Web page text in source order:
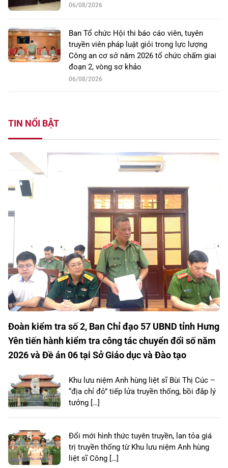
06/08/2026
Ban Tổ chức Hội thi báo cáo viên, tuyên
truyền viên pháp luật giỏi trong lực lượng
Công an cơ sở năm 2026 tổ chức chấm giai
đoạn 2, vòng sơ khảo
06/08/2026
TIN NỔI BẬT
Đoàn kiểm tra số 2, Ban Chỉ đạo 57 UBND tỉnh Hưng
Yên tiến hành kiểm tra công tác chuyển đổi số năm
2026 và Đề án 06 tại Sở Giáo dục và Đào tạo
Khu lưu niệm Anh hùng liệt sĩ Bùi Thị Cúc –
“địa chỉ đỏ” tiếp lửa truyền thống, bồi đắp lý
tưởng […]
Đổi mới hình thức tuyên truyền, lan tỏa giá
trị truyền thống từ Khu lưu niệm Anh hùng
liệt sĩ Công […]